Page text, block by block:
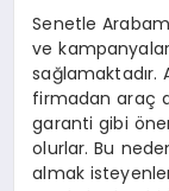
Senetle
ve
sağlamaktadır.
firmadan araç
garanti gibi
olurlar. Bu
almak